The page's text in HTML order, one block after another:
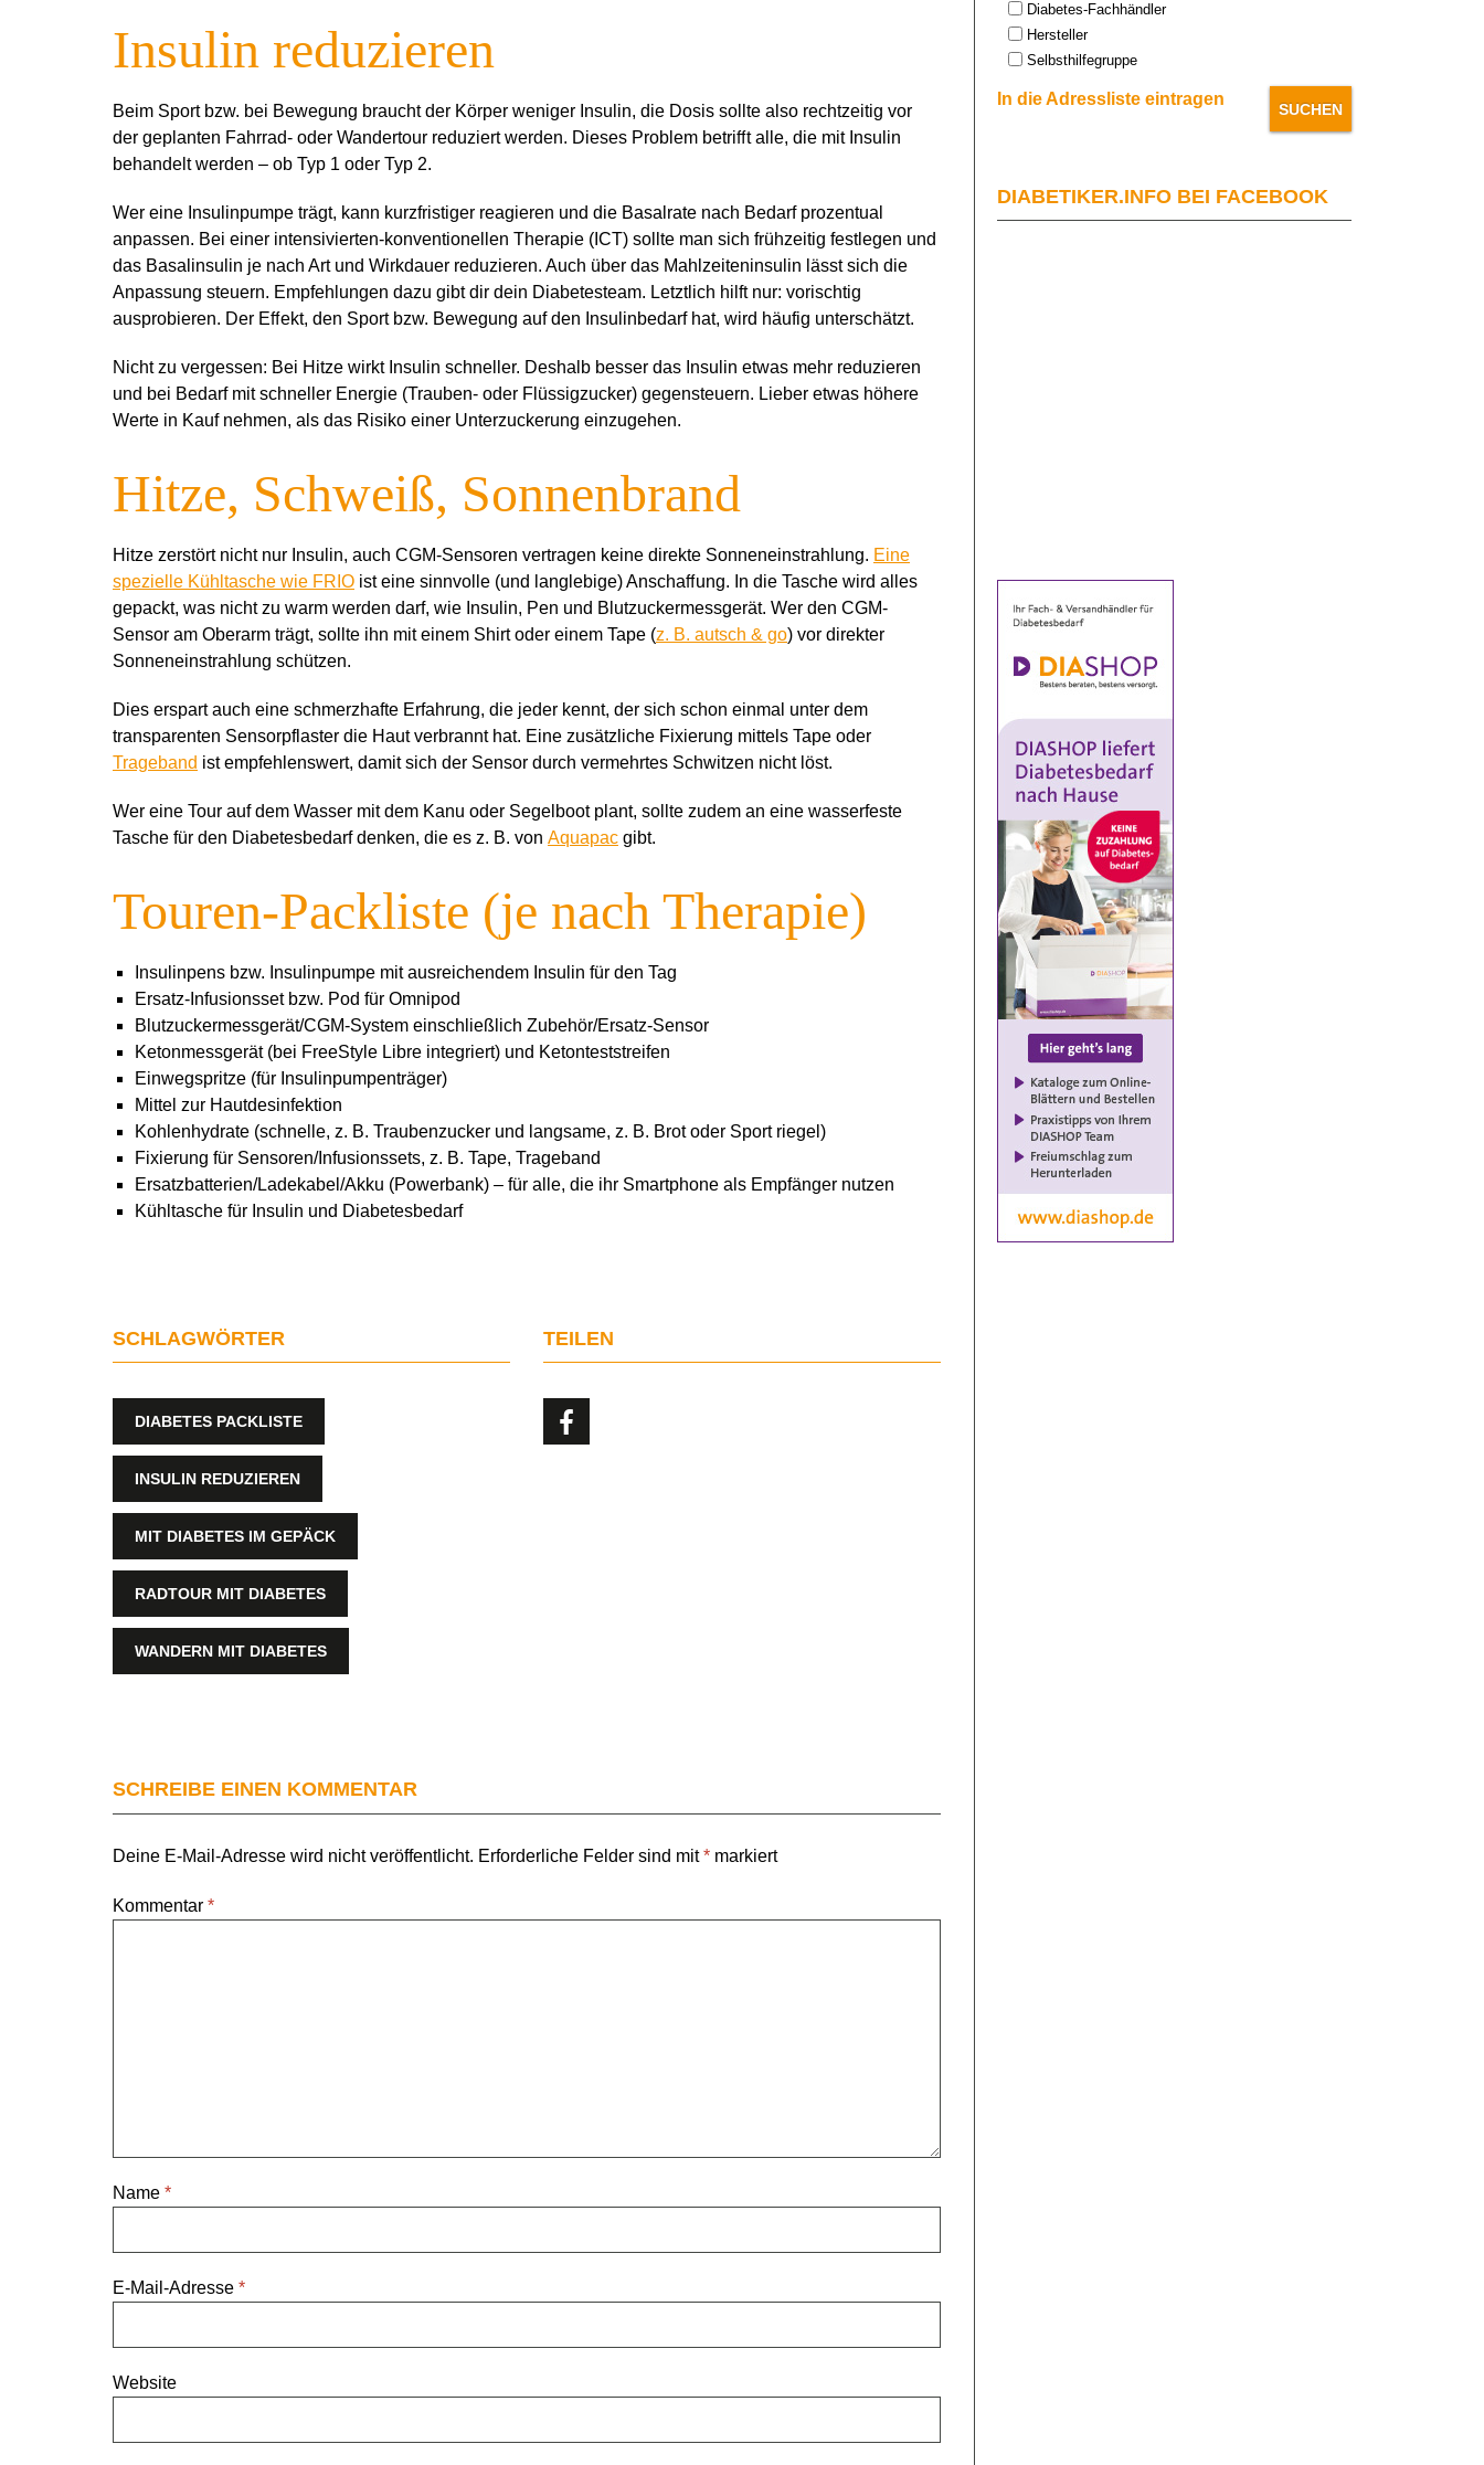
Insulin reduzieren
Beim Sport bzw. bei Bewegung braucht der Körper weniger Insulin, die Dosis sollte also rechtzeitig vor
der geplanten Fahrrad- oder Wandertour reduziert werden. Dieses Problem betriﬀt alle, die mit Insulin
behandelt werden – ob Typ 1 oder Typ 2.
Wer eine Insulinpumpe trägt, kann kurzfristiger reagieren und die Basalrate nach Bedarf prozentual
anpassen. Bei einer intensivierten-konventionellen Therapie (ICT) sollte man sich frühzeitig festlegen und
das Basalinsulin je nach Art und Wirkdauer reduzieren. Auch über das Mahlzeiteninsulin lässt sich die
Anpassung steuern. Empfehlungen dazu gibt dir dein Diabetesteam. Letztlich hilft nur: vorischtig
ausprobieren. Der Eﬀekt, den Sport bzw. Bewegung auf den Insulinbedarf hat, wird häufig unterschätzt.
Nicht zu vergessen: Bei Hitze wirkt Insulin schneller. Deshalb besser das Insulin etwas mehr reduzieren
und bei Bedarf mit schneller Energie (Trauben- oder Flüssigzucker) gegensteuern. Lieber etwas höhere
Werte in Kauf nehmen, als das Risiko einer Unterzuckerung einzugehen.
Hitze, Schweiß, Sonnenbrand
Hitze zerstört nicht nur Insulin, auch CGM-Sensoren vertragen keine direkte Sonneneinstrahlung. Eine
spezielle Kühltasche wie FRIO ist eine sinnvolle (und langlebige) Anschaﬀung. In die Tasche wird alles
gepackt, was nicht zu warm werden darf, wie Insulin, Pen und Blutzuckermessgerät. Wer den CGM-
Sensor am Oberarm trägt, sollte ihn mit einem Shirt oder einem Tape (z. B. autsch & go) vor direkter
Sonneneinstrahlung schützen.
Dies erspart auch eine schmerzhafte Erfahrung, die jeder kennt, der sich schon einmal unter dem
transparenten Sensorpflaster die Haut verbrannt hat. Eine zusätzliche Fixierung mittels Tape oder
Trageband ist empfehlenswert, damit sich der Sensor durch vermehrtes Schwitzen nicht löst.
Wer eine Tour auf dem Wasser mit dem Kanu oder Segelboot plant, sollte zudem an eine wasserfeste
Tasche für den Diabetesbedarf denken, die es z. B. von Aquapac gibt.
Touren-Packliste (je nach Therapie)
Insulinpens bzw. Insulinpumpe mit ausreichendem Insulin für den Tag
Ersatz-Infusionsset bzw. Pod für Omnipod
Blutzuckermessgerät/CGM-System einschließlich Zubehör/Ersatz-Sensor
Ketonmessgerät (bei FreeStyle Libre integriert) und Ketonteststreifen
Einwegspritze (für Insulinpumpenträger)
Mittel zur Hautdesinfektion
Kohlenhydrate (schnelle, z. B. Traubenzucker und langsame, z. B. Brot oder Sport riegel)
Fixierung für Sensoren/Infusionssets, z. B. Tape, Trageband
Ersatzbatterien/Ladekabel/Akku (Powerbank) – für alle, die ihr Smartphone als Empfänger nutzen
Kühltasche für Insulin und Diabetesbedarf
SCHLAGWÖRTER
DIABETES PACKLISTE
INSULIN REDUZIEREN
MIT DIABETES IM GEPÄCK
RADTOUR MIT DIABETES
WANDERN MIT DIABETES
TEILEN
SCHREIBE EINEN KOMMENTAR
Deine E-Mail-Adresse wird nicht veröffentlicht. Erforderliche Felder sind mit* markiert
Kommentar *
Name *
E-Mail-Adresse *
Website
Diabetes-Fachhändler
Hersteller
Selbsthilfegruppe
In die Adressliste eintragen
DIABETIKER.INFO BEI FACEBOOK